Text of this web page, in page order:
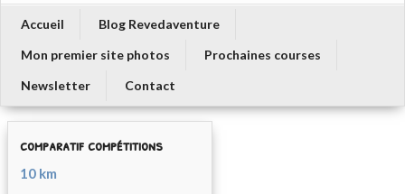
Accueil
Blog Revedaventure
Mon premier site photos
Prochaines courses
Newsletter
Contact
comparatif compétitions
10 km